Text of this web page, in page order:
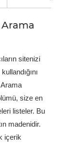
sitenizi
size en
listeler. Bu
madenidir.
içerik